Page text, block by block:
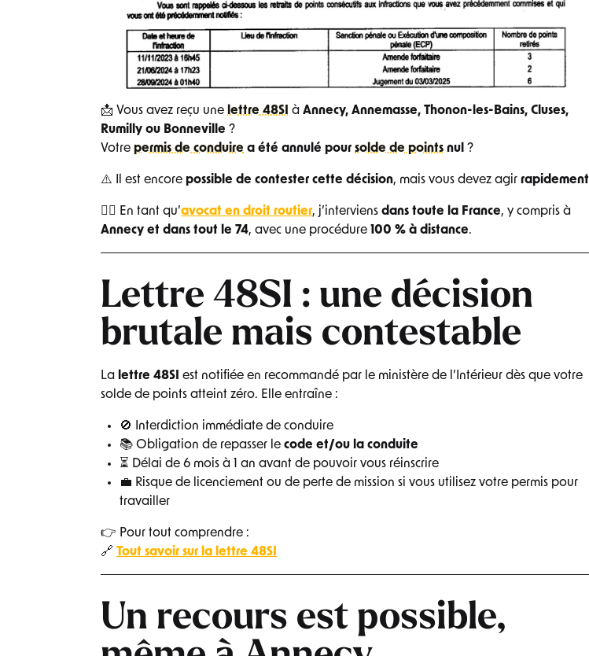
📩 Vous avez reçu une lettre 48SI à Annecy, Annemasse, Thonon-les-Bains, Cluses,
Rumilly ou Bonneville ?
Votre permis de conduire a été annulé pour solde de points nul ?
⚠️ Il est encore possible de contester cette décision, mais vous devez agir rapidement
👨‍⚖️ En tant qu’avocat en droit routier, j’interviens dans toute la France, y compris à
Annecy et dans tout le 74, avec une procédure 100 % à distance.
Lettre 48SI : une décision
brutale mais contestable
La lettre 48SI est notifiée en recommandé par le ministère de l’Intérieur dès que votre
solde de points atteint zéro. Elle entraîne :
🚫 Interdiction immédiate de conduire
📚 Obligation de repasser le code et/ou la conduite
⏳ Délai de 6 mois à 1 an avant de pouvoir vous réinscrire
💼 Risque de licenciement ou de perte de mission si vous utilisez votre permis pour
travailler
👉 Pour tout comprendre :
🔗 Tout savoir sur la lettre 48SI
Un recours est possible,